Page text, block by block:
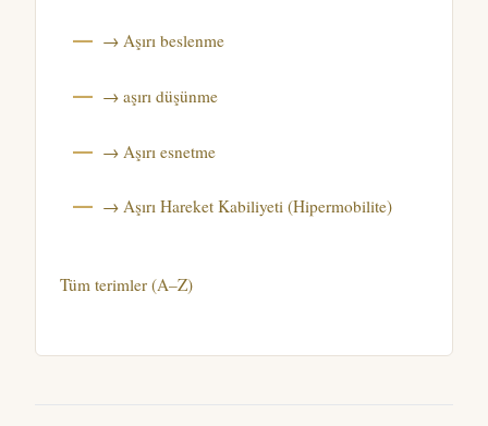
→ Aşırı beslenme
→ aşırı düşünme
→ Aşırı esnetme
→ Aşırı Hareket Kabiliyeti (Hipermobilite)
Tüm terimler (A–Z)